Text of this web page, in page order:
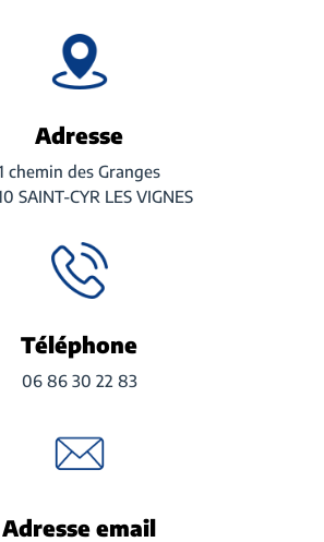
Adresse
chemin des Granges
SAINT-CYR LES VIGNES
Téléphone
06 86 30 22 83
Adresse email